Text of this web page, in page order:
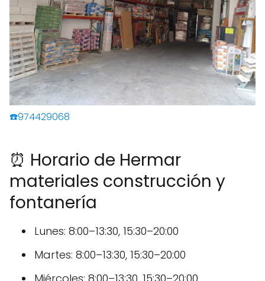
☎️974429068
⏰ Horario de Hermar
materiales construcción y
fontanería
Lunes: 8:00–13:30, 15:30–20:00
Martes: 8:00–13:30, 15:30–20:00